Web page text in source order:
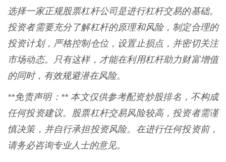
选择一家正规股票杠杆公司是进行杠杆交易的基础。
投资者需要充分了解杠杆的原理和风险，制定合理的
投资计划，严格控制仓位，设置止损点，并密切关注
市场动态。只有这样，才能在利用杠杆助力财富增值
的同时，有效规避潜在风险。
**免责声明：** 本文仅供参考配资炒股排名，不构成
任何投资建议。股票杠杆交易风险较高，投资者需谨
慎决策，并自行承担投资风险。在进行任何投资前，
请务必咨询专业人士的意见。